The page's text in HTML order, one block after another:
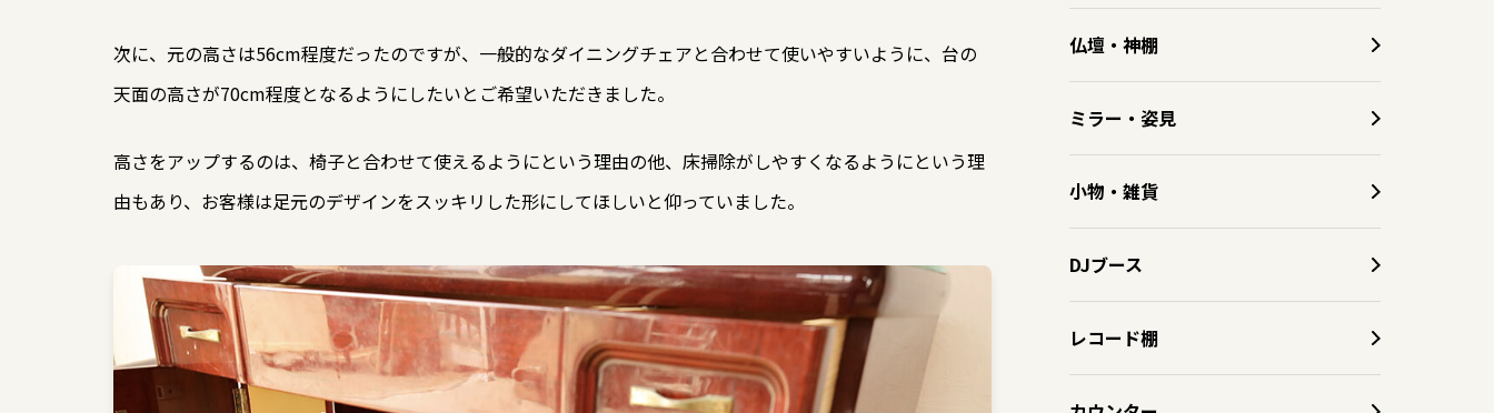
次に、元の高さは56cm程度だったのですが、一般的なダイニングチェアと合わせて使いやすいように、台の
天面の高さが70cm程度となるようにしたいとご希望いただきました。
高さをアップするのは、椅子と合わせて使えるようにという理由の他、床掃除がしやすくなるようにという理
由もあり、お客様は足元のデザインをスッキリした形にしてほしいと仰っていました。
仏壇・神棚
ミラー・姿見
小物・雑貨
DJブース
レコード棚